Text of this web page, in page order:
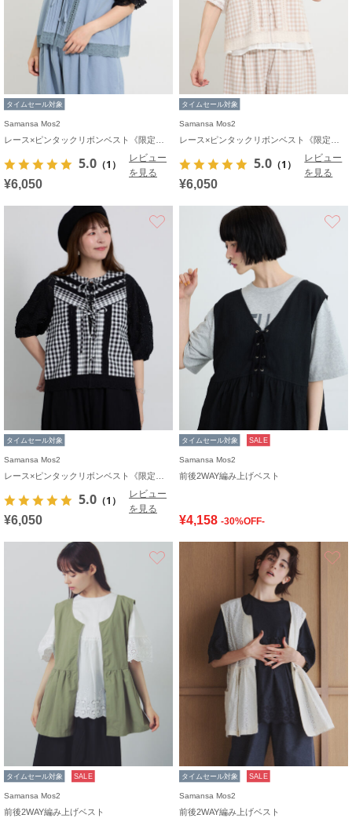
タイムセール対象
Samansa Mos2
5.0 （1）
レビュー
を見る
¥6,050
タイムセール対象
Samansa Mos2
5.0 （1）
レビュー
を見る
¥6,050
タイムセール対象
Samansa Mos2
5.0 （1）
レビュー
を見る
¥6,050
タイムセール対象 SALE
Samansa Mos2
前後2WAY編み上げベスト
¥4,158 -30%OFF-
タイムセール対象 SALE
Samansa Mos2
前後2WAY編み上げベスト
タイムセール対象 SALE
Samansa Mos2
前後2WAY編み上げベスト